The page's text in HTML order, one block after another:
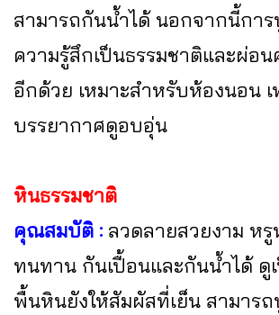
สามารถกันน้ำได้ นอกจากนี้กา
ความรู้สึกเป็นธรรมชาติและผ่อ
อีกด้วย เหมาะสำหรับห้องนอน เ
บรรยากาศดูอบอุ่น
หินธรรมชาติ
คุณสมบัติ : ลวดลายสวยงาม หรู
ทนทาน กันเปื้อนและกันน้ำได้ ดู
พื้นหินยังให้สัมผัสที่เย็น สามาร